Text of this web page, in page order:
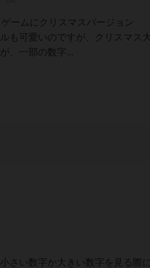
ームにクリスマスバージョン
も可愛いのですが、クリスマス大
、一部の数字...
さい数字か大きい数字を見る際に